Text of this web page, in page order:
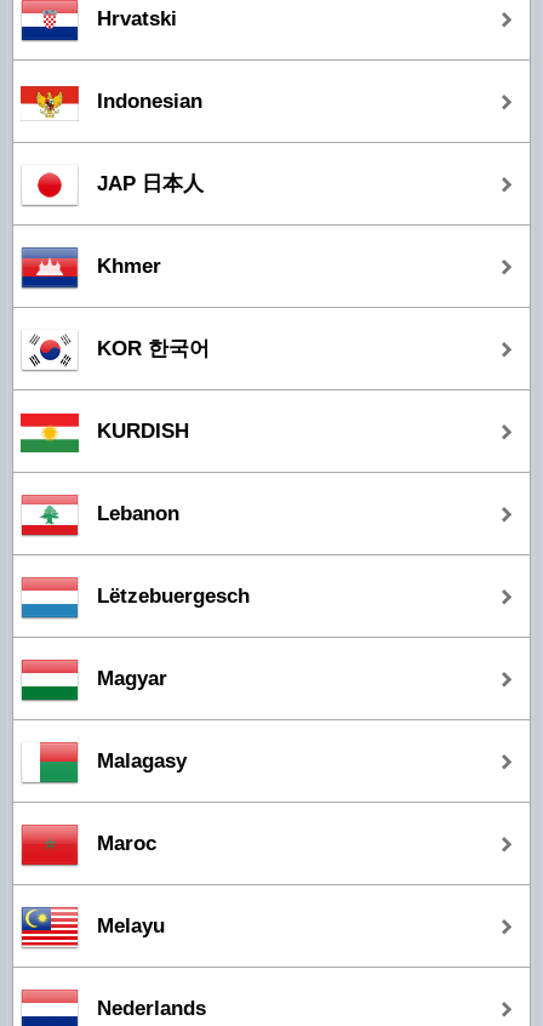
Hrvatski
Indonesian
JAP 日本人
Khmer
KOR 한국어
KURDISH
Lebanon
Lëtzebuergesch
Magyar
Malagasy
Maroc
Melayu
Nederlands